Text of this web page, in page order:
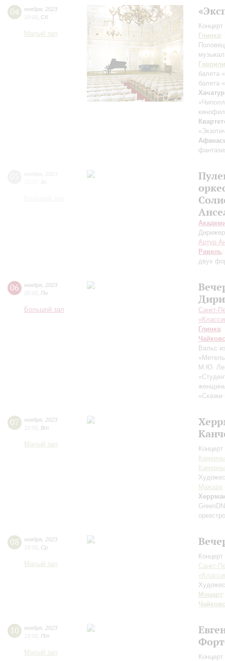
04 ноября 2023
19:00 Сб
Малый зал
Глинка:
балета
балета
Артур
Равель
двух
06 ноября 2023
20:00 Пн
Большой зал
Санкт-
Глинка:
Вальс
М.Ю.
«Сказки
07 ноября 2023
19:00 Вт
Малый зал
Мажара
08 ноября 2023
19:00 Ср
Малый зал
Санкт-
Моцарт
10 ноября 2023
19:00 Пт
Малый зал